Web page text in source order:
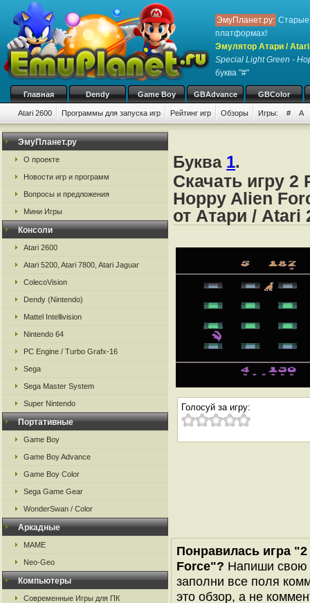
ЭмуПланет.ру: Старые
платформах!
Эмулятор Атари /
Special Light Green -
буква "#"
Главная Dendy Game Boy GBAdvance GBColor
Atari 2600 Программы для запуска игр Рейтинг игр Обзоры Игры: # A
ЭмуПланет.ру
О проекте
Новости игр и программ
Вопросы и предложения
Мини Игры
Консоли
Atari 2600
Atari 5200, Atari 7800, Atari Jaguar
ColecoVision
Dendy (Nintendo)
Mattel Intellivision
Nintendo 64
PC Engine / Turbo Grafx-16
Sega
Sega Master System
Super Nintendo
Портативные
Game Boy
Game Boy Advance
Game Boy Color
Sega Game Gear
WonderSwan / Color
Аркадные
MAME
Neo-Geo
Компьютеры
Современные Игры для ПК
Буква 1.
Скачать игру 2
Hoppy Alien
от Атари / Atari
Голосуй за игру:
Понравилась игра
Force"? Напиши свою
заполни все поля
это обзор, а не